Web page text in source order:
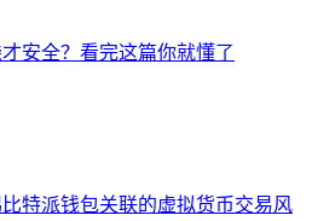
安全？看完这篇你就懂了
特派钱包关联的虚拟货币交易风